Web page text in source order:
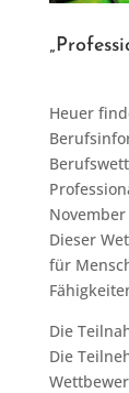
Heuer
Dieser
für
Die
Die